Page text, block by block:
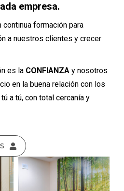
empresa.
formación para
a nuestros clientes y crecer
es la CONFIANZA y nosotros
en la buena relación con los
a tú, con total cercanía y